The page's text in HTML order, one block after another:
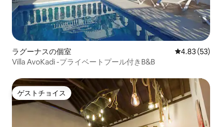
ラグーナスの個室 レビュー53
4.83 (53)
Villa AvoKadi -プライベートプール付きB&B
ゲストチョイス
ゲストチョイス